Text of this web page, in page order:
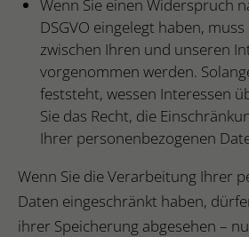
Wenn Sie einen Widerspruch
DSGVO eingelegt haben,
zwischen Ihren und unseren
vorgenommen werden.
feststeht, wessen Interessen
Sie das Recht, die
Ihrer personenbezogenen
Wenn Sie die Verarbeitung Ihrer
Daten eingeschränkt haben,
ihrer Speicherung abgesehen –